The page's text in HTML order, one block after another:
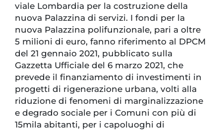
viale Lombardia per la costruzione della
nuova Palazzina di servizi. I fondi per la
nuova Palazzina polifunzionale, pari a oltre
5 milioni di euro, fanno riferimento al DPCM
del 21 gennaio 2021, pubblicato sulla
Gazzetta Ufficiale del 6 marzo 2021, che
prevede il finanziamento di investimenti in
progetti di rigenerazione urbana, volti alla
riduzione di fenomeni di marginalizzazione
e degrado sociale per i Comuni con più di
15mila abitanti, per i capoluoghi di